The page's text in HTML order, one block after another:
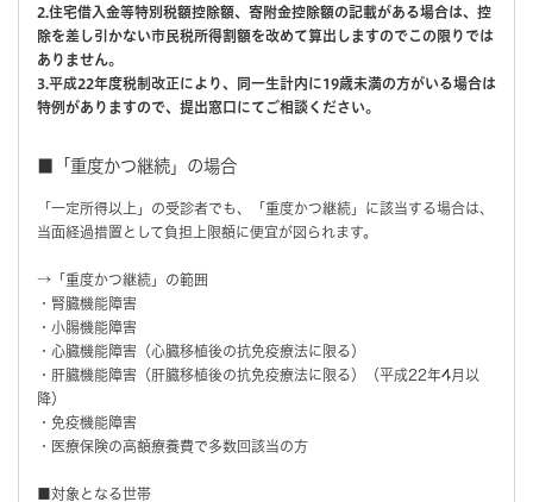
2.住宅借入金等特別税額控除額、寄附金控除額の記載がある場合は、控
除を差し引かない市民税所得割額を改めて算出しますのでこの限りでは
ありません。
3.平成22年度税制改正により、同一生計内に19歳未満の方がいる場合は
特例がありますので、提出窓口にてご相談ください。
■「重度かつ継続」の場合
「一定所得以上」の受診者でも、「重度かつ継続」に該当する場合は、
当面経過措置として負担上限額に便宜が図られます。
→「重度かつ継続」の範囲
・腎臓機能障害
・小腸機能障害
・心臓機能障害（心臓移植後の抗免疫療法に限る）
・肝臓機能障害（肝臓移植後の抗免疫療法に限る）（平成22年4月以
降）
・免疫機能障害
・医療保険の高額療養費で多数回該当の方
■対象となる世帯